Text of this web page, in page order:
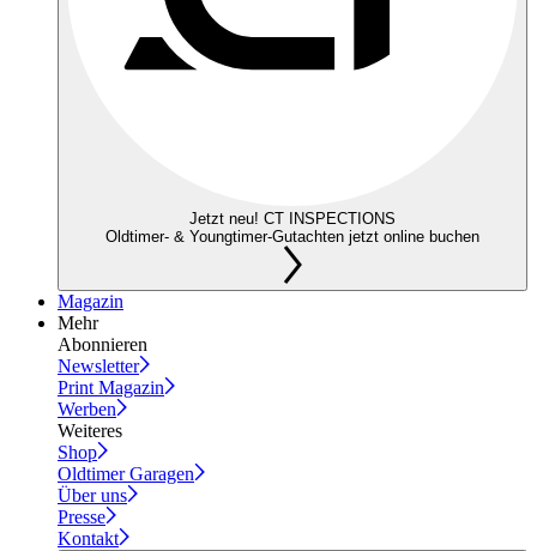
Jetzt neu! CT INSPECTIONS
Oldtimer- & Youngtimer-Gutachten jetzt online buchen
Magazin
Mehr
Abonnieren
Newsletter
Print Magazin
Werben
Weiteres
Shop
Oldtimer Garagen
Über uns
Presse
Kontakt